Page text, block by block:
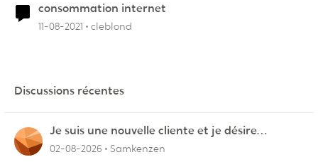
consommation internet
11-08-2021 cleblond
Discussions récentes
Je suis une nouvelle cliente et je désire
connecter mon appareil sur videotron
02-08-2026 Samkenzen